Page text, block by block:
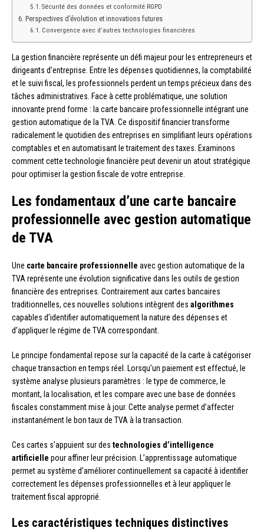
Sécurité des données et conformité RGPD
Perspectives d’évolution et innovations futures
Convergence avec d’autres technologies financières
La gestion financière représente un défi majeur pour les entrepreneurs et
dirigeants d’entreprise. Entre les dépenses quotidiennes, la comptabilité
et le suivi fiscal, les professionnels perdent un temps précieux dans des
tâches administratives. Face à cette problématique, une solution
innovante prend forme : la carte bancaire professionnelle intégrant une
gestion automatique de la TVA. Ce dispositif financier transforme
radicalement le quotidien des entreprises en simplifiant leurs opérations
comptables et en automatisant le traitement des taxes. Examinons
comment cette technologie financière peut devenir un atout stratégique
pour optimiser la gestion fiscale de votre entreprise.
Les fondamentaux d’une carte bancaire
professionnelle avec gestion automatique
de TVA
Une carte bancaire professionnelle avec gestion automatique de la
TVA représente une évolution significative dans les outils de gestion
financière des entreprises. Contrairement aux cartes bancaires
traditionnelles, ces nouvelles solutions intègrent des algorithmes
capables d’identifier automatiquement la nature des dépenses et
d’appliquer le régime de TVA correspondant.
Le principe fondamental repose sur la capacité de la carte à catégoriser
chaque transaction en temps réel. Lorsqu’un paiement est effectué, le
système analyse plusieurs paramètres : le type de commerce, le
montant, la localisation, et les compare avec une base de données
fiscales constamment mise à jour. Cette analyse permet d’affecter
instantanément le bon taux de TVA à la transaction.
Ces cartes s’appuient sur des technologies d’intelligence
artificielle pour affiner leur précision. L’apprentissage automatique
permet au système d’améliorer continuellement sa capacité à identifier
correctement les dépenses professionnelles et à leur appliquer le
traitement fiscal approprié.
Les caractéristiques techniques distinctives